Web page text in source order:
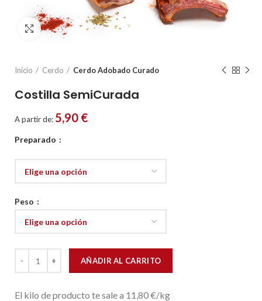
Click to enlarge
Inicio Cerdo Cerdo Adobado Curado
Costilla SemiCurada
A partir de: 5,90 €
Preparado
Peso
AÑADIR AL CARRITO
El kilo de producto te sale a 11,80 €/kg